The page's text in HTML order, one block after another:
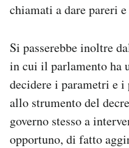
chiamati a dare pareri
Si passerebbe inoltre
in cui il parlamento ha
decidere i parametri e
allo strumento del
governo stesso a
opportuno, di fatto